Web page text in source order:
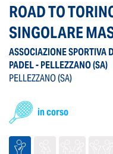
ROAD TO
SINGOLARE
ASSOCIAZIONE SPORTIVA
PADEL - PELLEZZANO(SA)
PELLEZZANO(SA)
in corso